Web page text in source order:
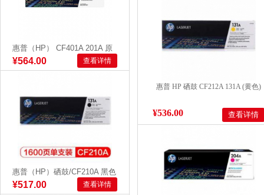
惠普（HP） CF401A 201A 原
装硒鼓 (适用M252N...
¥564.00 查看详情
惠普（HP）硒鼓/CF210A 黑色
硒鼓 131A （适用Las...
¥517.00 查看详情
惠普 HP 硒鼓 CF212A 131A (黄色)
¥536.00 查看详情